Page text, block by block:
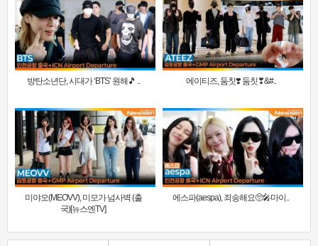
방탄소년단, 시대가 ‘BTS’ 원해🎵 .. 에이티즈, 둠칫❣️ 둠칫❣&#..
미야오(MEOVV), 미모가 넘사벽 (출
국)[뉴스엔TV]
에스파(aespa), 죄송해요🥺🎤마이..